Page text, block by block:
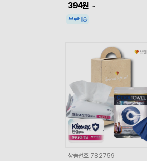
394원 ~
무료배송
상품번호 782759